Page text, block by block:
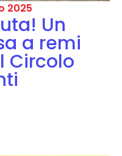
2025
Un
a remi
Circolo